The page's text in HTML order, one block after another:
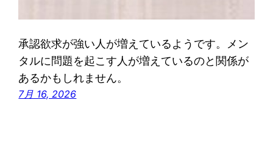
承認欲求が強い人が増えているようです。メン
タルに問題を起こす人が増えているのと関係が
あるかもしれません。
7月 16, 2026